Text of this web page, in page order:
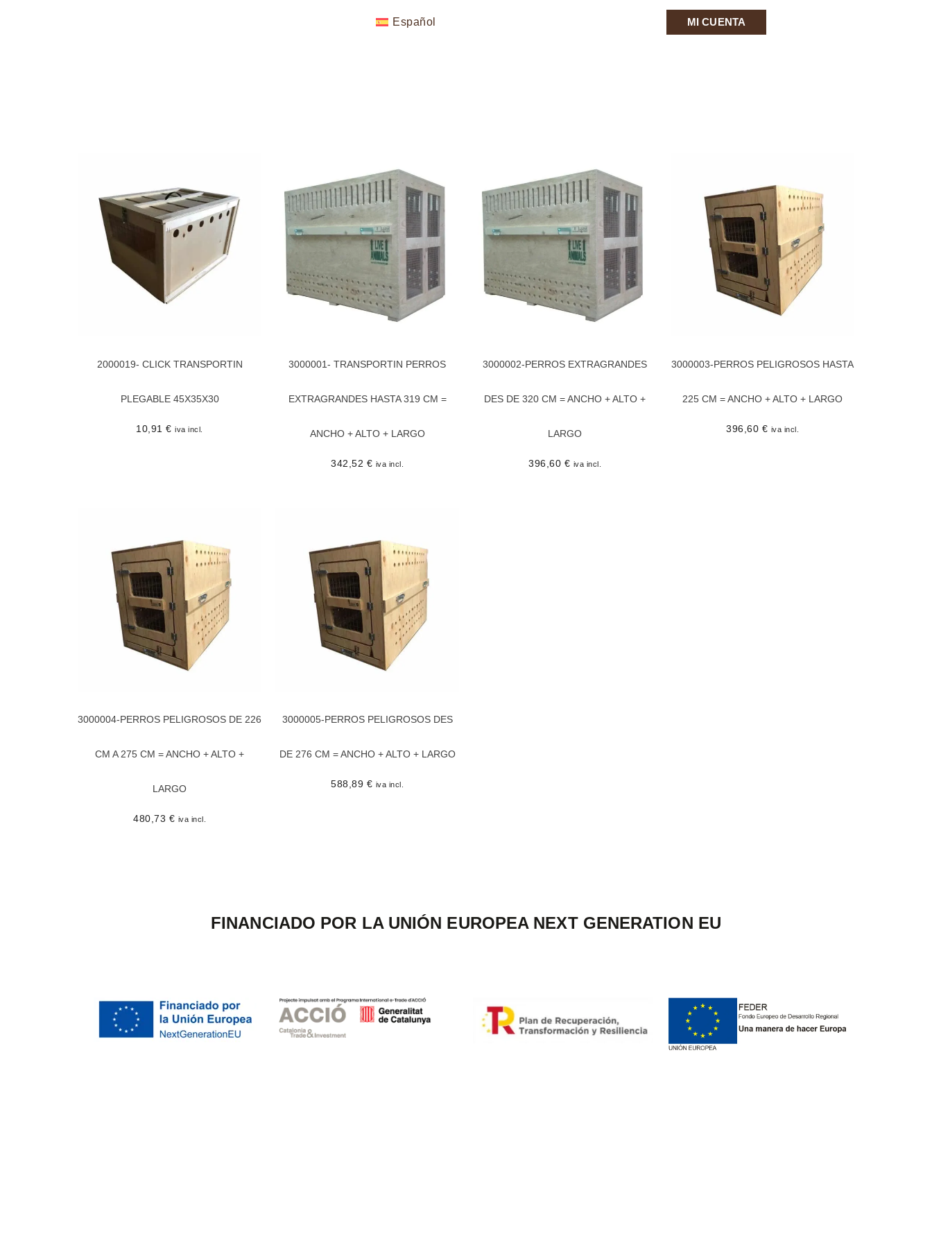
Español MI CUENTA
2000019- CLICK TRANSPORTIN
PLEGABLE 45X35X30
10,91€ iva incl.
3000001- TRANSPORTIN PERROS
EXTRAGRANDES HASTA 319 CM =
ANCHO + ALTO + LARGO
342,52 € iva incl.
3000002-PERROS EXTRAGRANDES
DES DE 320 CM = ANCHO + ALTO +
LARGO
396,60 € iva incl.
3000003-PERROS PELIGROSOS HASTA
225 CM = ANCHO + ALTO + LARGO
396,60 € iva incl.
3000004-PERROS PELIGROSOS DE 226
CM A 275 CM = ANCHO + ALTO +
LARGO
480,73 € iva incl.
3000005-PERROS PELIGROSOS DES
DE 276 CM = ANCHO + ALTO + LARGO
588,89 € iva incl.
FINANCIADO POR LA UNIÓN EUROPEA NEXT GENERATION EU